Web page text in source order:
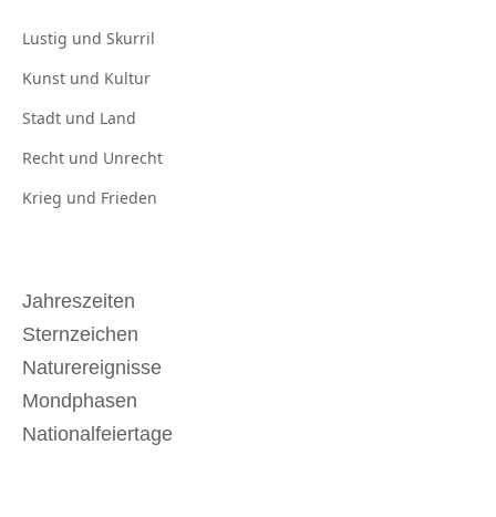
Lustig und Skurril
Kunst und Kultur
Stadt und Land
Recht und Unrecht
Krieg und Frieden
Jahreszeiten
Sternzeichen
Naturereignisse
Mondphasen
Nationalfeiertage